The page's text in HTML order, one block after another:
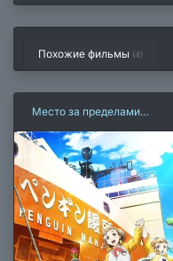
Похожие фильмы (4)
Место за пределами